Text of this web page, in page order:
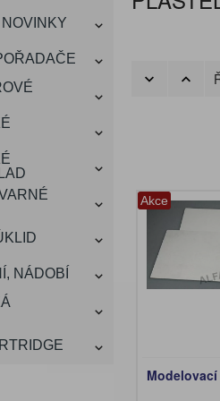
POTŘEBY
DOPLŇKY
A JMENOVKY
SPISOVKY
A NOŽE
KUFRY, AKTOVKY
PRACOVNÍ
NÁSTĚNKY
A MALOVÁNÍ
OCHRANA
NA PRANÍ
A DŽBÁNY
POTRAVINY
NÁDOBÍ
Akce